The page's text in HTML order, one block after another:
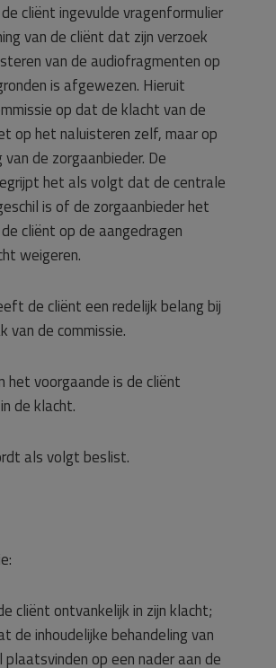
cliënt ingevulde vragenformulier
van de cliënt dat zijn verzoek
van de audiofragmenten op
is afgewezen. Hieruit
op dat de klacht van de
op het naluisteren zelf, maar op
de zorgaanbieder. De
het als volgt dat de centrale
is of de zorgaanbieder het
cliënt op de aangedragen
weigeren.
de cliënt een redelijk belang bij
van de commissie.
het voorgaande is de cliënt
de klacht.
als volgt beslist.
cliënt ontvankelijk in zijn klacht;
de inhoudelijke behandeling van
op een nader aan de